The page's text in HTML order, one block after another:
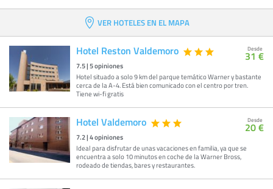
VER HOTELES EN EL MAPA
Hotel Reston Valdemoro
7.5|5opiniones
Hotel situado a solo 9 km del parque temático Warner y bastante
cerca de la A-4. Está bien comunicado con el centro por tren.
Tiene wi-fi gratis
Desde
31 €
Hotel Valdemoro
7.2|4opiniones
Ideal para disfrutar de unas vacaciones en familia, ya que se
encuentra a solo 10 minutos en coche de la Warner Bross,
rodeado de tiendas, bares y restaurantes.
Desde
20 €